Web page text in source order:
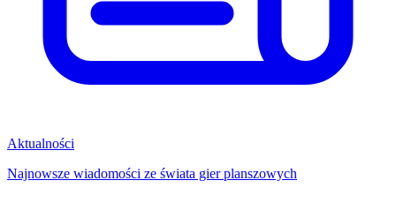
Aktualności
Najnowsze wiadomości ze świata gier planszowych